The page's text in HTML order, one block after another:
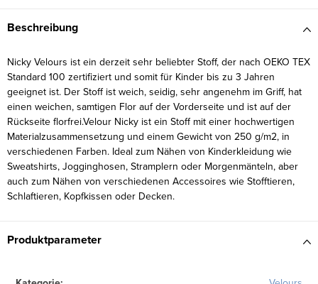
Beschreibung
Nicky Velours ist ein derzeit sehr beliebter Stoff, der nach OEKO TEX
Standard 100 zertifiziert und somit für Kinder bis zu 3 Jahren
geeignet ist. Der Stoff ist weich, seidig, sehr angenehm im Griff, hat
einen weichen, samtigen Flor auf der Vorderseite und ist auf der
Rückseite florfrei.Velour Nicky ist ein Stoff mit einer hochwertigen
Materialzusammensetzung und einem Gewicht von 250 g/m2, in
verschiedenen Farben. Ideal zum Nähen von Kinderkleidung wie
Sweatshirts, Jogginghosen, Stramplern oder Morgenmänteln, aber
auch zum Nähen von verschiedenen Accessoires wie Stofftieren,
Schlaftieren, Kopfkissen oder Decken.
Produktparameter